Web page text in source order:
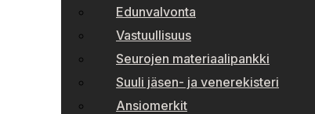
Edunvalvonta
Vastuullisuus
Seurojen materiaalipankki
Suuli jäsen- ja venerekisteri
Ansiomerkit